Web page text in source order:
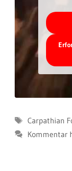
Schlagwörter
Carpathian
Kommentar